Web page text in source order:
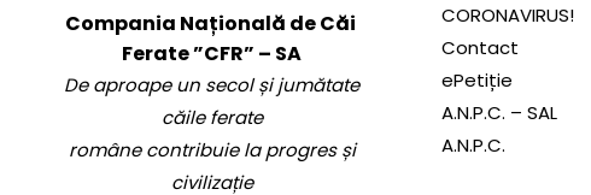
Compania Națională de Căi
Ferate ”CFR” – SA
De aproape un secol și jumătate
căile ferate
române contribuie la progres și
civilizație
CORONAVIRUS!
Contact
ePetiție
A.N.P.C. – SAL
A.N.P.C.